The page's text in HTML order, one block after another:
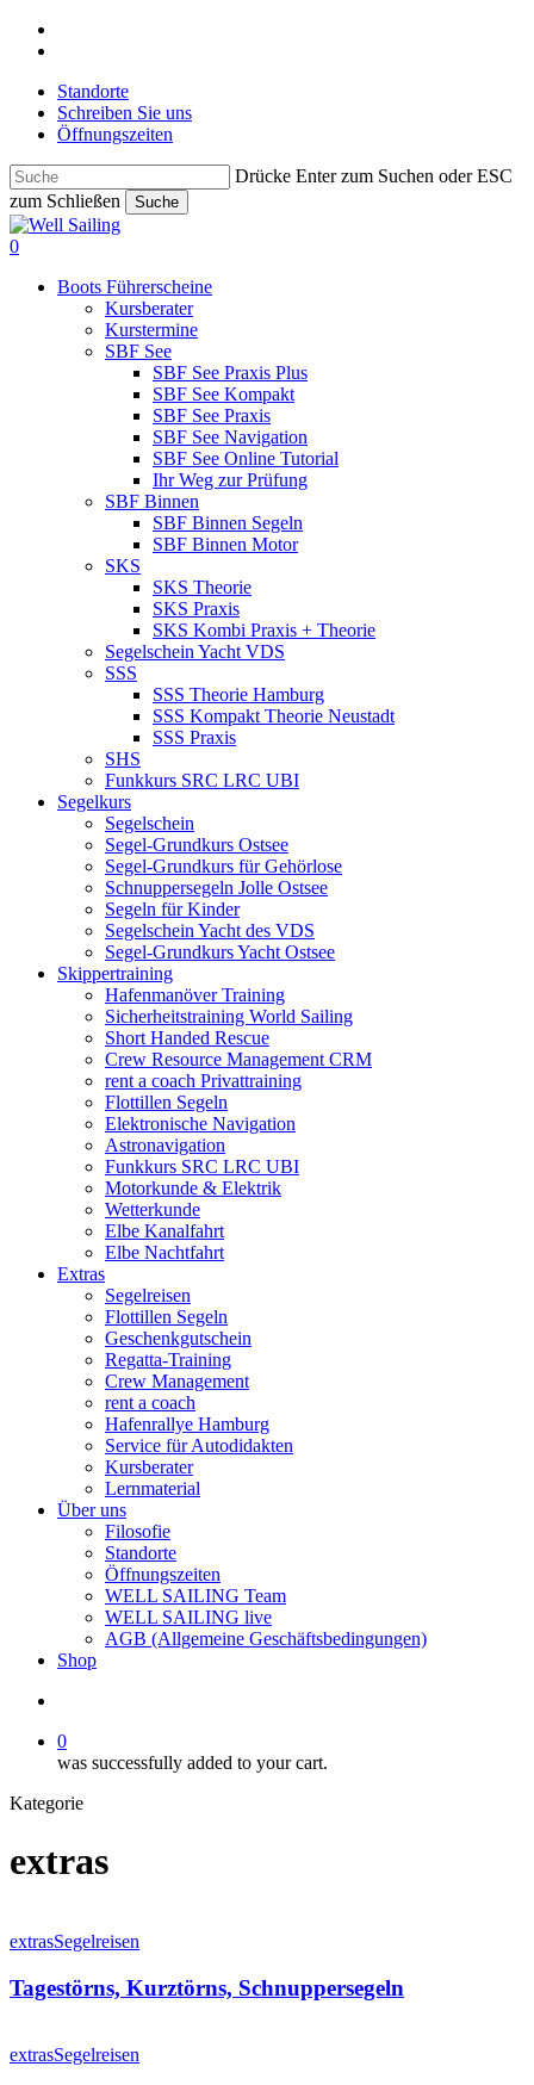
Skip
contentStandorte
Schreiben Sie uns
Öffnungszeiten
Drücke Enter zum Suchen oder ESC
zum Schließen
Suche
Close
Search
search
0
Boots Führerscheine
Kursberater
Kurstermine
SBF See
SBF See Praxis Plus
SBF See Kompakt
SBF See Praxis
SBF See Navigation
SBF See Online Tutorial
Ihr Weg zur Prüfung
SBF Binnen
SBF Binnen Segeln
SBF Binnen Motor
SKS
SKS Theorie
SKS Praxis
SKS Kombi Praxis + Theorie
Segelschein Yacht VDS
SSS
SSS Theorie Hamburg
SSS Kompakt Theorie Neustadt
SSS Praxis
SHS
Funkkurs SRC LRC UBI
Segelkurs
Segelschein
Segel-Grundkurs Ostsee
Segel-Grundkurs für Gehörlose
Schnuppersegeln Jolle Ostsee
Segeln für Kinder
Segelschein Yacht des VDS
Segel-Grundkurs Yacht Ostsee
Skippertraining
Hafenmanöver Training
Sicherheitstraining World Sailing
Short Handed Rescue
Crew Resource Management CRM
rent a coach Privattraining
Flottillen Segeln
Elektronische Navigation
Astronavigation
Funkkurs SRC LRC UBI
Motorkunde & Elektrik
Wetterkunde
Elbe Kanalfahrt
Elbe Nachtfahrt
Extras
Segelreisen
Flottillen Segeln
Geschenkgutschein
Regatta-Training
Crew Management
rent a coach
Hafenrallye Hamburg
Service für Autodidakten
Kursberater
Lernmaterial
Über uns
Filosofie
Standorte
Öffnungszeiten
WELL SAILING Team
WELL SAILING live
AGB (Allgemeine Geschäftsbedingungen)
Shop
0
was successfully added to your cart.
Kategorie
extras
Kurztörns,
extrasSegelreisen
Tagestörns, Kurztörns, Schnuppersegeln
Segelreisen
extrasSegelreisen